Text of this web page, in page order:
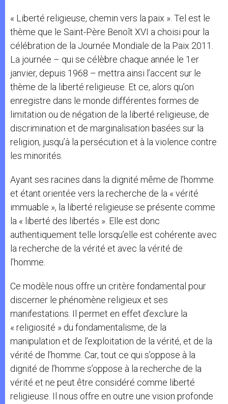
« Liberté religieuse, chemin vers la paix ». Tel est le
thème que le Saint-Père Benoît XVI a choisi pour la
célébration de la Journée Mondiale de la Paix 2011.
La journée – qui se célèbre chaque année le 1er
janvier, depuis 1968 – mettra ainsi l’accent sur le
thème de la liberté religieuse. Et ce, alors qu’on
enregistre dans le monde différentes formes de
limitation ou de négation de la liberté religieuse, de
discrimination et de marginalisation basées sur la
religion, jusqu’à la persécution et à la violence contre
les minorités.
Ayant ses racines dans la dignité même de l’homme
et étant orientée vers la recherche de la « vérité
immuable », la liberté religieuse se présente comme
la « liberté des libertés ». Elle est donc
authentiquement telle lorsqu’elle est cohérente avec
la recherche de la vérité et avec la vérité de
l’homme.
Ce modèle nous offre un critère fondamental pour
discerner le phénomène religieux et ses
manifestations. Il permet en effet d’exclure la
« religiosité » du fondamentalisme, de la
manipulation et de l’exploitation de la vérité, et de la
vérité de l’homme. Car, tout ce qui s’oppose à la
dignité de l’homme s’oppose à la recherche de la
vérité et ne peut être considéré comme liberté
religieuse. Il nous offre en outre une vision profonde